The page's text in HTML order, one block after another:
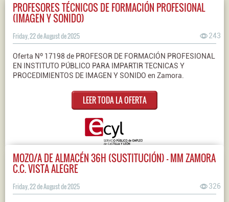
PROFESORES TÉCNICOS DE FORMACIÓN PROFESIONAL
(IMAGEN Y SONIDO)
Friday, 22 de August de 2025 243
Oferta Nº 17198 de PROFESOR DE FORMACIÓN PROFESIONAL
EN INSTITUTO PÚBLICO PARA IMPARTIR TECNICAS Y
PROCEDIMIENTOS DE IMAGEN Y SONIDO en Zamora.
LEER TODA LA OFERTA
MOZO/A DE ALMACÉN 36H (SUSTITUCIÓN) - MM ZAMORA
C.C. VISTA ALEGRE
Friday, 22 de August de 2025 326